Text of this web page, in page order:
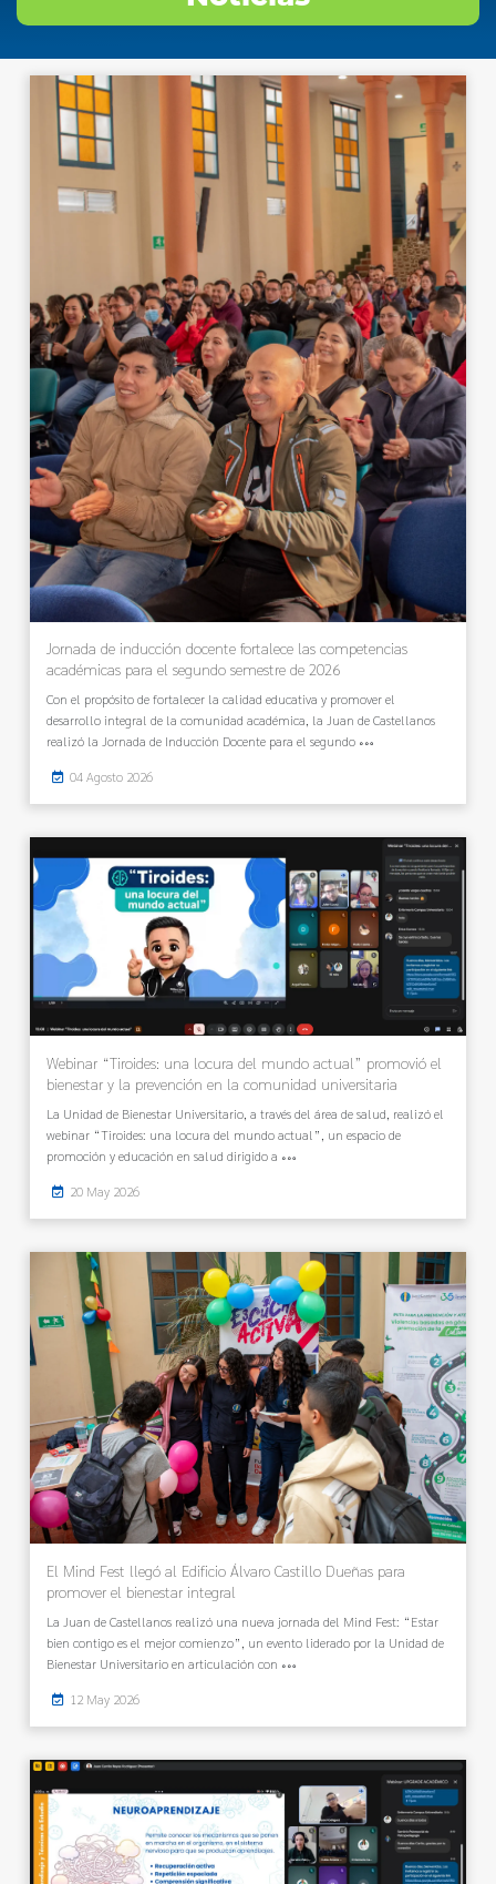
Jornada de inducción docente fortalece las competencias
académicas para el segundo semestre de 2026
Con el propósito de fortalecer la calidad educativa y promover el
desarrollo integral de la comunidad académica, la Juan de Castellanos
realizó la Jornada de Inducción Docente para el segundo
04 Agosto 2026
Webinar “Tiroides: una locura del mundo actual” promovió el
bienestar y la prevención en la comunidad universitaria
La Unidad de Bienestar Universitario, a través del área de salud, realizó el
webinar “Tiroides: una locura del mundo actual”, un espacio de
promoción y educación en salud dirigido a
20 May 2026
El Mind Fest llegó al Edificio Álvaro Castillo Dueñas para
promover el bienestar integral
La Juan de Castellanos realizó una nueva jornada del Mind Fest: “Estar
bien contigo es el mejor comienzo”, un evento liderado por la Unidad de
Bienestar Universitario en articulación con
12 May 2026